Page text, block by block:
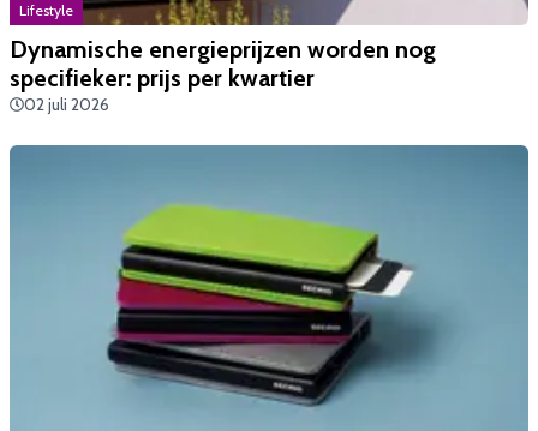
Lifestyle
Dynamische energieprijzen worden nog
specifieker: prijs per kwartier
02 juli 2026